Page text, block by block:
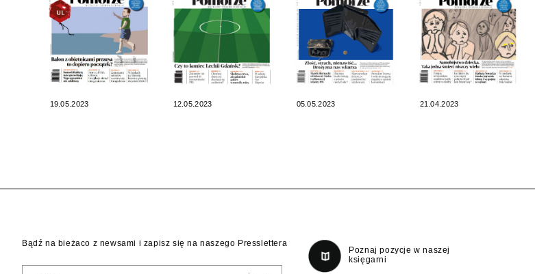
19.05.2023 12.05.2023 05.05.2023 21.04.2023
Bądź na bieżaco z newsami i zapisz się na naszego Presslettera
Poznaj pozycje w naszej
księgarni